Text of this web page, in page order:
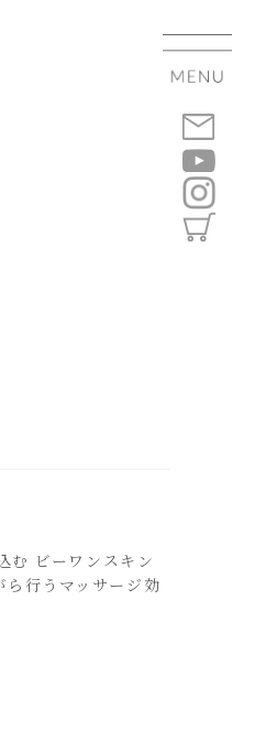
ビーワンスキン
行うマッサージ効